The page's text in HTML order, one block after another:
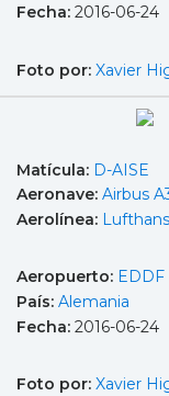
Fecha: 2016-06-24
Foto por: Xavier
Matícula: D-AISE
Aeronave: Airbus
Aerolínea:
Aeropuerto:
País: Alemania
Fecha: 2016-06-24
Foto por: Xavier